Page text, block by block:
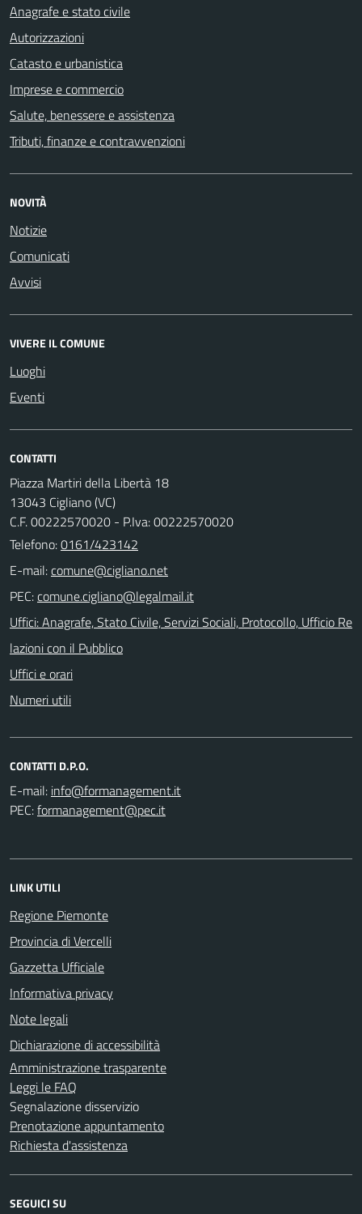
Anagrafe e stato civile
Autorizzazioni
Catasto e urbanistica
Imprese e commercio
Salute, benessere e assistenza
Tributi, finanze e contravvenzioni
NOVITÀ
Notizie
Comunicati
Avvisi
VIVERE IL COMUNE
Luoghi
Eventi
CONTATTI
Piazza Martiri della Libertà 18
13043 Cigliano (VC)
C.F. 00222570020 - P.Iva: 00222570020
Telefono:0161/423142
E-mail:
PEC:
Uffici: Anagrafe, Stato Civile, Servizi Sociali, Protocollo, Ufficio Re
lazioni con il Pubblico
Uffici e orari
Numeri utili
CONTATTI D.P.O.
E-mail:
PEC:
LINK UTILI
Regione Piemonte
Provincia di Vercelli
Gazzetta Ufficiale
Informativa privacy
Note legali
Dichiarazione di accessibilità
Amministrazione trasparente
Leggi le FAQ
Segnalazione disservizio
Prenotazione appuntamento
Richiesta d'assistenza
SEGUICI SU